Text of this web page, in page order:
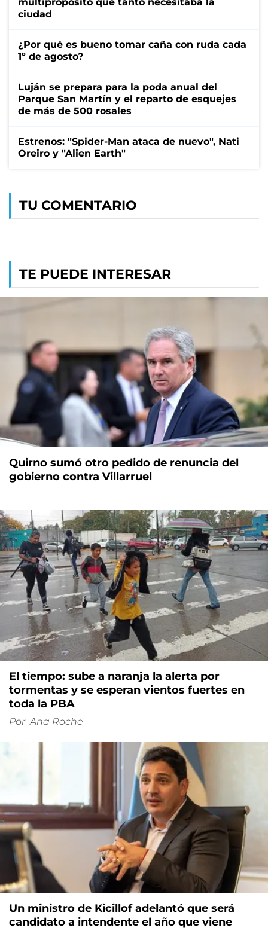
ciudad
¿Por qué es bueno tomar caña con ruda cada
1º de agosto?
Luján se prepara para la poda anual del
Parque San Martín y el reparto de esquejes
de más de 500 rosales
Estrenos: "Spider-Man ataca de nuevo", Nati
Oreiro y "Alien Earth"
TU COMENTARIO
TE PUEDE INTERESAR
Quirno sumó otro pedido de renuncia del
gobierno contra Villarruel
El tiempo: sube a naranja la alerta por
tormentas y se esperan vientos fuertes en
toda la PBA
Por Ana Roche
Un ministro de Kicillof adelantó que será
candidato a intendente el año que viene